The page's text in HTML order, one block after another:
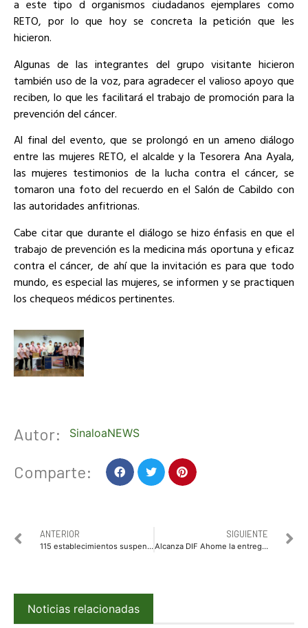
a este tipo d organismos ciudadanos ejemplares como
RETO, por lo que hoy se concreta la petición que les
hicieron.
Algunas de las integrantes del grupo visitante hicieron
también uso de la voz, para agradecer el valioso apoyo que
reciben, lo que les facilitará el trabajo de promoción para la
prevención del cáncer.
Al final del evento, que se prolongó en un ameno diálogo
entre las mujeres RETO, el alcalde y la Tesorera Ana Ayala,
las mujeres testimonios de la lucha contra el cáncer, se
tomaron una foto del recuerdo en el Salón de Cabildo con
las autoridades anfitrionas.
Cabe citar que durante el diálogo se hizo énfasis en que el
trabajo de prevención es la medicina más oportuna y eficaz
contra el cáncer, de ahí que la invitación es para que todo
mundo, es especial las mujeres, se informen y se practiquen
los chequeos médicos pertinentes.
Autor: SinaloaNEWS
Comparte:
ANTERIOR
115 establecimientos suspendidos por no cumplir con medidas sanitarias
SIGUIENTE
Alcanza DIF Ahome la entrega de 10 mil comidas calientes y lo celebra en el programa PANNASIR
Noticias relacionadas